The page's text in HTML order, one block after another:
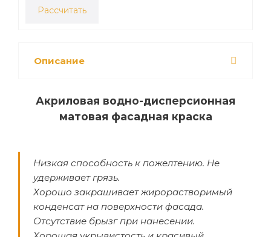
Рассчитать
Описание
Акриловая водно-дисперсионная
матовая фасадная краска
Низкая способность к пожелтению. Не
удерживает грязь.
Хорошо закрашивает жирорастворимый
конденсат на поверхности фасада.
Отсутствие брызг при нанесении.